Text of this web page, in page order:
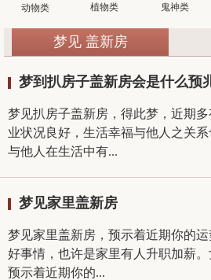
动物类 植物类 鬼神类
梦见 盖新房
梦到扒房子盖新房会是什么预
梦见扒房子盖新房，得此梦，近期
业状况良好，生活幸福与他人之关
与他人在生活中有...
梦见家里盖新房
梦见家里盖新房，预示着近期你的
好事情，也许是家里有人升职加薪。
预示着近期你的...